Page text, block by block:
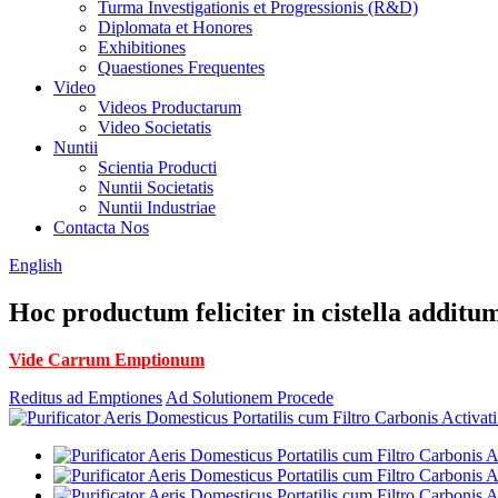
Turma Investigationis et Progressionis (R&D)
Diplomata et Honores
Exhibitiones
Quaestiones Frequentes
Video
Videos Productarum
Video Societatis
Nuntii
Scientia Producti
Nuntii Societatis
Nuntii Industriae
Contacta Nos
English
Hoc productum feliciter in cistella
Vide Carrum Emptionum
Reditus ad Emptiones Ad Solutionem Procede